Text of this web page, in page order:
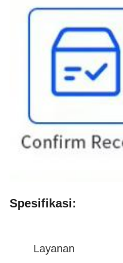
Spesifikasi:
Layanan